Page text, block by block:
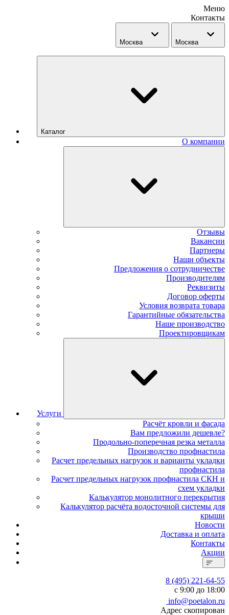
Меню
Контакты
Москва Москва
Каталог
О компании
Отзывы
Вакансии
Партнеры
Наши объекты
Предложения о сотрудничестве
Производителям
Реквизиты
Договор оферты
Условия возврата товара
Гарантийные обязательства
Наше производство
Проектировщикам
Услуги
Расчёт кровли и фасада
Вам предложили дешевле?
Продольно-поперечная резка металла
Производство профнастила
Расчет предельных нагрузок и варианты укладки
профнастила
Расчет предельных нагрузок профнастила СКН и
схем укладки
Калькулятор монолитного перекрытия
Калькулятор расчёта водосточной системы для
крыши
Новости
Доставка и оплата
Контакты
Акции
8 (495) 221-64-55
с 9:00 до 18:00
info@poetalon.ru
Адрес скопирован